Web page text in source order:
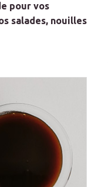
pour vos
salades, nouilles